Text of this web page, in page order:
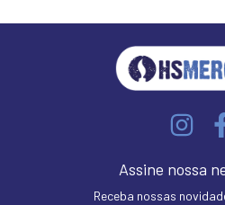
Assine nossa
Receba nossas